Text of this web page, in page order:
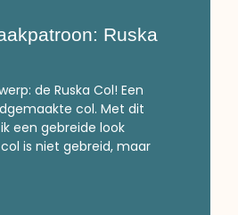
Ruska
de Ruska Col! Een
col. Met dit
een gebreide look
is niet gebreid, maar